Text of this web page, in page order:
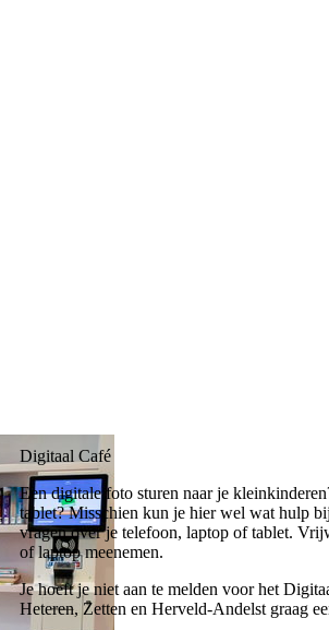
Digitaal Café
Een digitale foto sturen naar je
tablet? Misschien kun je hier wel wat hulp
vragen over je telefoon, laptop of tablet.
of laptop meenemen.
Je hoeft je niet aan te melden voor het
Heteren, Zetten en Herveld-Andelst graag